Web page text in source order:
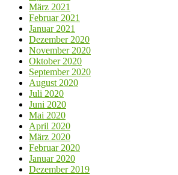
März 2021
Februar 2021
Januar 2021
Dezember 2020
November 2020
Oktober 2020
September 2020
August 2020
Juli 2020
Juni 2020
Mai 2020
April 2020
März 2020
Februar 2020
Januar 2020
Dezember 2019